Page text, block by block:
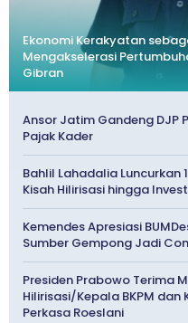
Ekonomi Kerakyatan
Mengakselerasi
Gibran
Ansor Jatim Gandeng DJP
Pajak Kader
Bahlil Lahadalia Luncurkan
Kisah Hilirisasi hingga
Kemendes Apresiasi
Sumber Gempong Jadi
Presiden Prabowo Terima
Hilirisasi/Kepala BKPM dan
Perkasa Roeslani